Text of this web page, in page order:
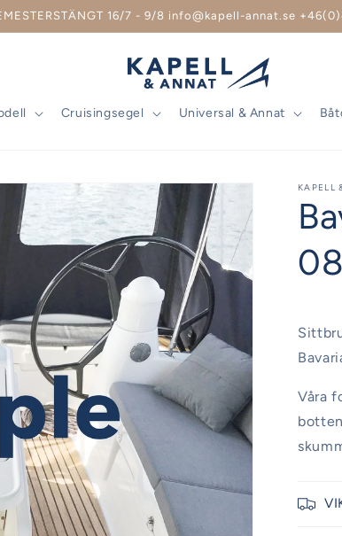
16/7 - 9/8 info@kapell-annat.se
Cruisingsegel Universal & Annat
KAPELL
Våra